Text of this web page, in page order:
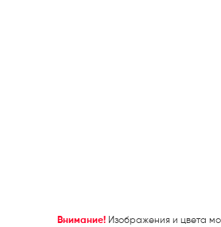
Внимание! Изображения и цвета